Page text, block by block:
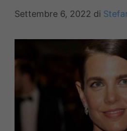
Settembre 6, 2022 di